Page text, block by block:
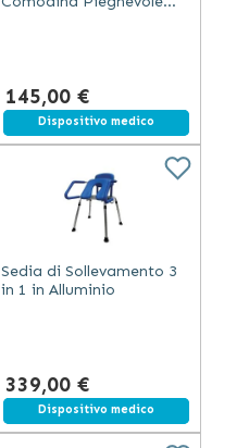
145,00 €
Spedizione gratuita
Dispositivo medico
Sedia di Sollevamento 3
in 1 in Alluminio
339,00 €
Spedizione gratuita
Dispositivo medico